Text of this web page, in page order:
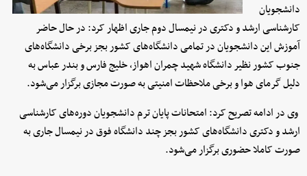
دانشجویان
کارشناسی ارشد و دکتری در نیمسال دوم جاری اظهار کرد: در حال حاضر
آموزش این دانشجویان در تمامی دانشگاه‌های کشور بجز برخی دانشگاه‌های
جنوب کشور نظیر دانشگاه شهید چمران اهواز، خلیج فارس و بندر عباس به
دلیل گرمای هوا و برخی ملاحظات امنیتی به صورت مجازی برگزار می‌شود.
وی در ادامه تصریح کرد: امتحانات پایان ترم دانشجویان دوره‌های کارشناسی
ارشد و دکتری دانشگاه‌های کشور بجز چند دانشگاه فوق در نیمسال جاری به
صورت کاملا حضوری برگزار می‌شود.